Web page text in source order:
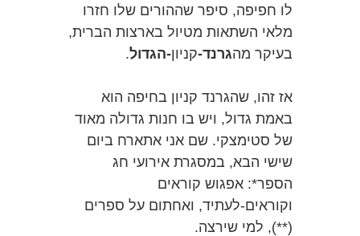
לו חפיפה, סיפר שההורים שלו חזרו
מלאי השתאות מטיול בארצות הברית,
בעיקר מהגרנד-קניון-הגדול.
אז זהו, שהגרנד קניון בחיפה הוא
באמת גדול, ויש בו חנות גדולה מאוד
של סטימצקי. שם אני אתארח ביום
שישי הבא, במסגרת אירועי חג
הספר*: אפגוש קוראים
וקוראים-לעתיד, ואחתום על ספרים
(**), למי שירצה.